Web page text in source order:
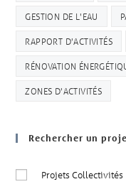
GESTION DE L'EAU
RAPPORT D'ACTIVITÉS
RÉNOVATION
ZONES D'ACTIVITÉS
Rechercher un
Projets Collectivités